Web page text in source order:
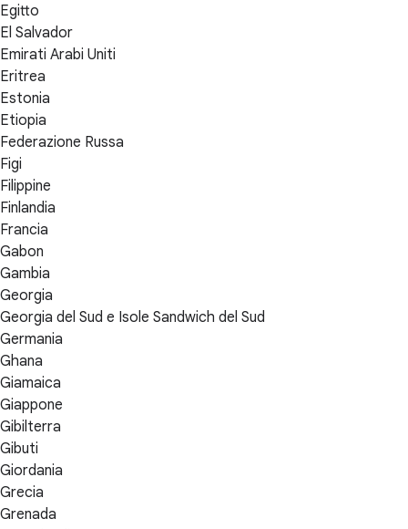
Egitto
El Salvador
Emirati Arabi Uniti
Eritrea
Estonia
Etiopia
Federazione Russa
Figi
Filippine
Finlandia
Francia
Gabon
Gambia
Georgia
Georgia del Sud e Isole Sandwich del Sud
Germania
Ghana
Giamaica
Giappone
Gibilterra
Gibuti
Giordania
Grecia
Grenada